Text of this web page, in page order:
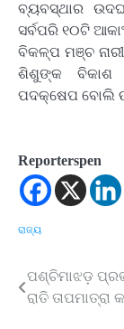
ବ୍ୟବସ୍ଥାର
ସର୍ବପରି ୧୦ଟି
ବିକଳ୍ପ ମଞ୍ଚ
ଶିଶୁଙ୍କ ବିକାଶ
ପଦକ୍ଷେପ ବୋଲି
Reporterspen
ରାଜ୍ୟ
Post
navigation
ପଶ୍ଚିମାଝଡ଼
ରାତି ତାପମାତ୍ରା